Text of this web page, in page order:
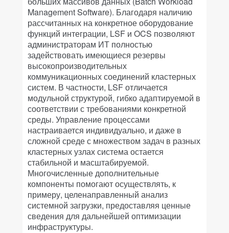
Management Software). Благодаря наличию
рассчитанных на конкретное оборудование
функций интеграции, LSF и OCS позволяют
администраторам ИТ полностью
задействовать имеющиеся резервы
высокопроизводительных
коммуникационных соединений кластерных
систем. В частности, LSF отличается
модульной структурой, гибко адаптируемой в
соответствии с требованиями конкретной
среды. Управление процессами
настраивается индивидуально, и даже в
сложной среде с множеством задач в разных
кластерных узлах система остается
стабильной и масштабируемой.
Многочисленные дополнительные
компоненты помогают осуществлять, к
примеру, целенаправленный анализ
системной загрузки, предоставляя ценные
сведения для дальнейшей оптимизации
инфраструктуры.